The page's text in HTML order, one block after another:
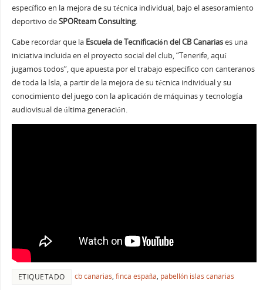
específico en la mejora de su técnica individual, bajo el asesoramiento
deportivo deSPORteam Consulting.
Cabe recordar que la Escuela de Tecnificación del CB Canariases una
iniciativa incluida en el proyecto social del club, “Tenerife, aquí
jugamos todos”, que apuesta por el trabajo específico con canteranos
de toda la Isla, a partir de la mejora de su técnica individual y su
conocimiento del juego con la aplicación de máquinas y tecnología
audiovisual de última generación.
ETIQUETADO cb canarias, finca españa, pabellón islas canarias